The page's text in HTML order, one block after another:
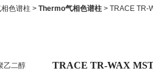
色谱柱 > Thermo气相色谱柱 > TRACE TR-
TRACE TR-WAX